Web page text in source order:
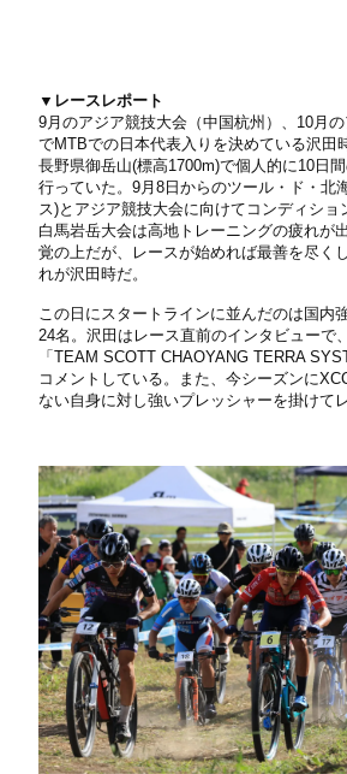
▼レースレポート
9月のアジア競技大会（中国杭州）、10月
でMTBでの日本代表入りを決めている沢田
長野県御岳山(標高1700m)で個人的に10日
行っていた。9月8日からのツール・ド・北
ス)とアジア競技大会に向けてコンディショ
白馬岩岳大会は高地トレーニングの疲れが
覚の上だが、レースが始めれば最善を尽く
れが沢田時だ。
この日にスタートラインに並んだのは国内
24名。沢田はレース直前のインタビューで
「TEAM SCOTT CHAOYANG TERRA
コメントしている。また、今シーズンに
ない自身に対し強いプレッシャーを掛けて